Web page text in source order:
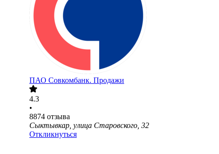
ПАО Совкомбанк. Продажи
4.3
•
8874 отзыва
Сыктывкар, улица Старовского, 32
Откликнуться